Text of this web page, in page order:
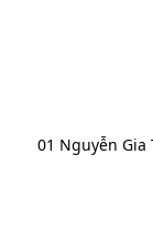
01 Nguyễn Gia